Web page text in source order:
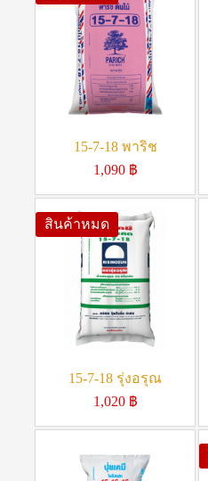
15-7-18 พาริช
1,090 ฿
สินค้าหมด
15-7-18 รุ่งอรุณ
1,020 ฿